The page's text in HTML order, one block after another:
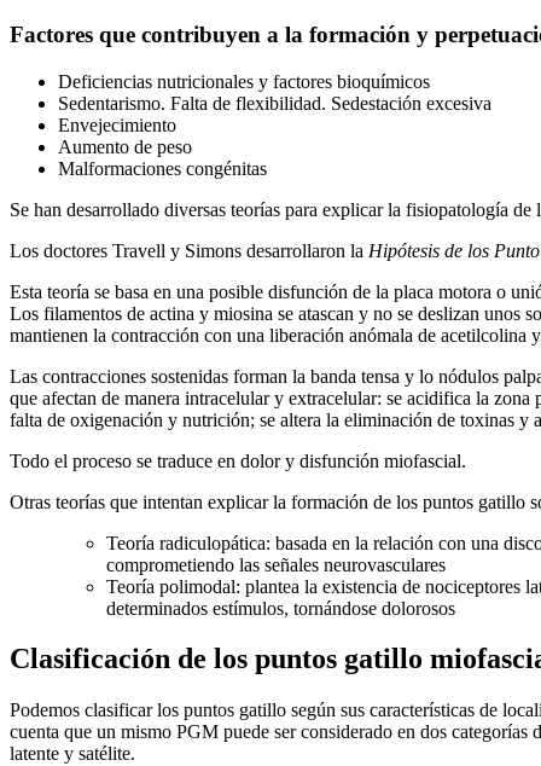
Factores que contribuyen a la formación y
Deficiencias nutricionales y factores bioquímicos
Sedentarismo. Falta de flexibilidad. Sedestación excesiva
Envejecimiento
Aumento de peso
Malformaciones congénitas
Se han desarrollado diversas teorías para explicar la fisiopatología de
Los doctores Travell y Simons desarrollaron la Hipótesis de los
Esta teoría se basa en una posible disfunción de la placa motora o
Los filamentos de actina y miosina se atascan y no se deslizan unos
mantienen la contracción con una liberación anómala de acetilcolina
Las contracciones sostenidas forman la banda tensa y lo nódulos
que afectan de manera intracelular y extracelular: se acidifica la
falta de oxigenación y nutrición; se altera la eliminación de toxinas y
Todo el proceso se traduce en dolor y disfunción miofascial.
Otras teorías que intentan explicar la formación de los puntos gatillo
Teoría radiculopática: basada en la relación con una
comprometiendo las señales neurovasculares
Teoría polimodal: plantea la existencia de nociceptores
determinados estímulos, tornándose dolorosos
Clasificación de los puntos gatillo
Podemos clasificar los puntos gatillo según sus características de
cuenta que un mismo PGM puede ser considerado en dos
latente y satélite.